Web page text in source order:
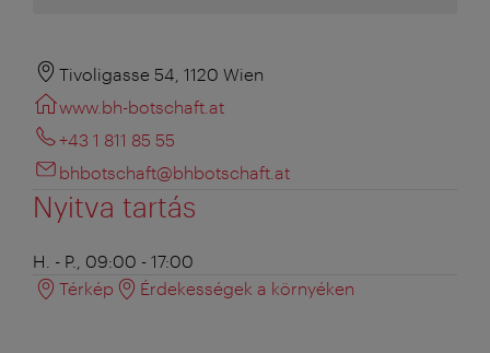
Tivoligasse 54, 1120 Wien
www.bh-botschaft.at
+43 1 811 85 55
bhbotschaft@bhbotschaft.at
Nyitva tartás
H. - P., 09:00 - 17:00
Térkép
Érdekességek a környéken